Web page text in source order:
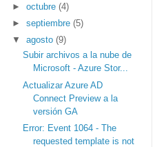
► octubre (4)
► septiembre (5)
▼ agosto (9)
Subir archivos a la nube de
Microsoft - Azure Stor...
Actualizar Azure AD
Connect Preview a la
versión GA
Error: Event 1064 - The
requested template is not